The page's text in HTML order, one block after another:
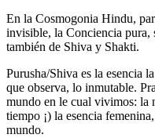
En la Cosmogonia Hindu,
invisible, la Conciencia pura,
también de Shiva y Shakti.
Purusha/Shiva es la esencia
que observa, lo inmutable.
mundo en le cual vivimos: la
tiempo ¡) la esencia
mundo.